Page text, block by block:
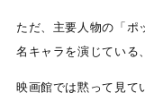
ただ、主要人物の「ポ
名キャラを演じている
映画館では黙って見て